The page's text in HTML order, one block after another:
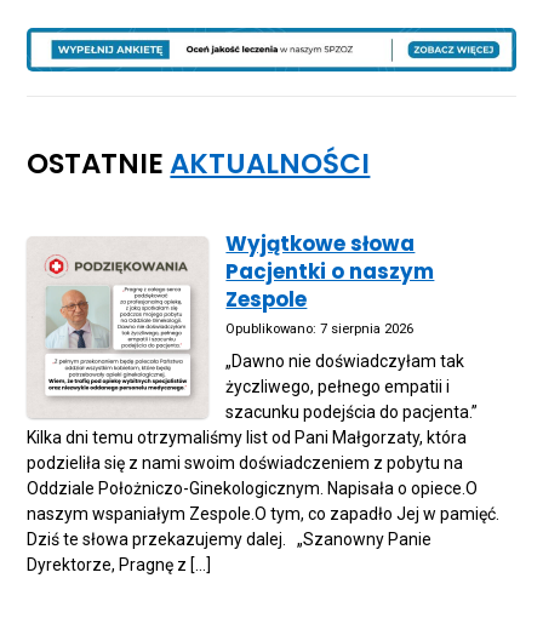
OSTATNIEAKTUALNOŚCI
Wyjątkowe słowa
Pacjentki o naszym
Zespole
Opublikowano: 7 sierpnia 2026
„Dawno nie doświadczyłam tak
życzliwego, pełnego empatii i
szacunku podejścia do pacjenta.”
Kilka dni temu otrzymaliśmy list od Pani Małgorzaty, która
podzieliła się z nami swoim doświadczeniem z pobytu na
Oddziale Położniczo-Ginekologicznym. Napisała o opiece.O
naszym wspaniałym Zespole.O tym, co zapadło Jej w pamięć.
Dziś te słowa przekazujemy dalej. „Szanowny Panie
Dyrektorze, Pragnę z […]